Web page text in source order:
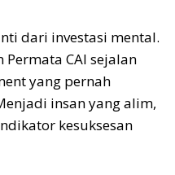
dari investasi mental.
CAI sejalan
yang pernah
insan yang alim,
kesuksesan